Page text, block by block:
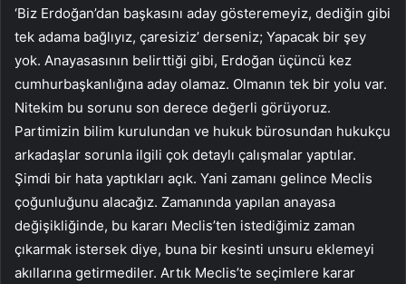
‘Biz Erdoğan’dan başkasını aday gösteremeyiz, dediğin gibi
tek adama bağlıyız, çaresiziz’ derseniz; Yapacak bir şey
yok. Anayasasının belirttiği gibi, Erdoğan üçüncü kez
cumhurbaşkanlığına aday olamaz. Olmanın tek bir yolu var.
Nitekim bu sorunu son derece değerli görüyoruz.
Partimizin bilim kurulundan ve hukuk bürosundan hukukçu
arkadaşlar sorunla ilgili çok detaylı çalışmalar yaptılar.
Şimdi bir hata yaptıkları açık. Yani zamanı gelince Meclis
çoğunluğunu alacağız. Zamanında yapılan anayasa
değişikliğinde, bu kararı Meclis’ten istediğimiz zaman
çıkarmak istersek diye, buna bir kesinti unsuru eklemeyi
akıllarına getirmediler. Artık Meclis’te seçimlere karar